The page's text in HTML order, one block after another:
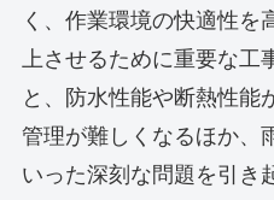
く、作業環境の快適性を
上させるために重要な工
と、防水性能や断熱性能
管理が難しくなるほか、
いった深刻な問題を引き